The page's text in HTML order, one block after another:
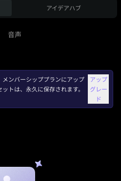
アイデアハブ
音声
ンバーシッププランにアップ
トは、永久に保存されます。
アップ
グレー
ド